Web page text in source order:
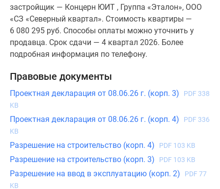
застройщик — Концерн ЮИТ , Группа «Эталон», ООО
«СЗ «Северный квартал». Стоимость квартиры —
6 080 295 руб. Способы оплаты можно уточнить у
продавца. Срок сдачи — 4 квартал 2026. Более
подробная информация по телефону.
Правовые документы
Проектная декларация от 08.06.26 г. (корп. 3)
PDF 338
KB
Проектная декларация от 08.06.26 г. (корп. 4)
PDF 336
KB
Разрешение на строительство (корп. 4) PDF 103 KB
Разрешение на строительство (корп. 3) PDF 103 KB
Разрешение на ввод в эксплуатацию (корп. 2)
PDF 77
KB